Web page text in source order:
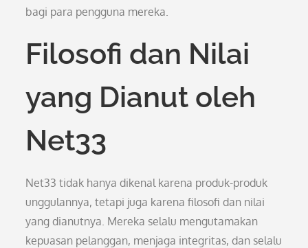
bagi para pengguna mereka.
Filosofi dan Nilai
yang Dianut oleh
Net33
Net33 tidak hanya dikenal karena produk-produk
unggulannya, tetapi juga karena filosofi dan nilai
yang dianutnya. Mereka selalu mengutamakan
kepuasan pelanggan, menjaga integritas, dan selalu